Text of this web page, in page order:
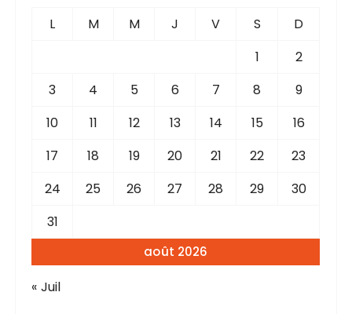
août 2026
L M M J V S
D
1
2
3
4 5 6 7 8
9
10
11 12 13 14 15
16
17
18 19 20 21 22
23
24
25 26 27 28 29
30
31
« Juil